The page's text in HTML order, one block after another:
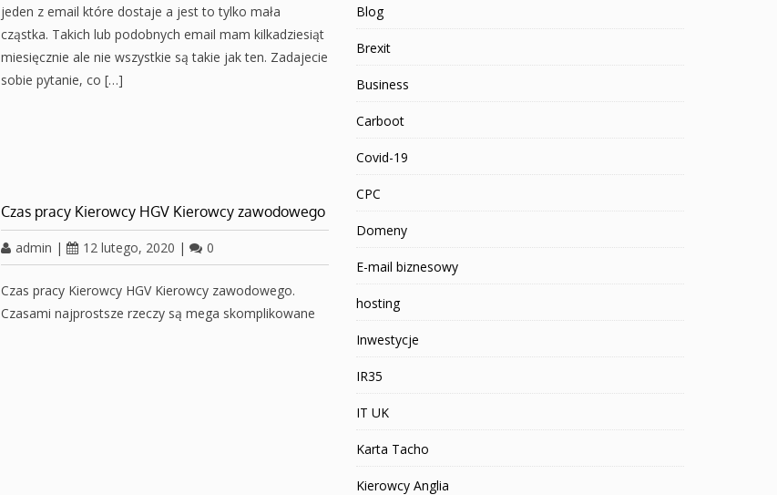
jeden z email które dostaje a jest to tylko mała
cząstka. Takich lub podobnych email mam kilkadziesiąt
miesięcznie ale nie wszystkie są takie jak ten. Zadajecie
sobie pytanie, co […]
Czas pracy Kierowcy HGV Kierowcy zawodowego
admin | 12 lutego, 2020 | 0
Czas pracy Kierowcy HGV Kierowcy zawodowego.
Czasami najprostsze rzeczy są mega skomplikowane
Blog
Brexit
Business
Carboot
Covid-19
CPC
Domeny
E-mail biznesowy
hosting
Inwestycje
IR35
IT UK
Karta Tacho
Kierowcy Anglia